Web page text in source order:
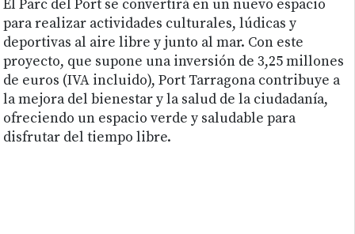
El Parc del Port se convertirá en un nuevo espacio
para realizar actividades culturales, lúdicas y
deportivas al aire libre y junto al mar. Con este
proyecto, que supone una inversión de 3,25 millones
de euros (IVA incluido), Port Tarragona contribuye a
la mejora del bienestar y la salud de la ciudadanía,
ofreciendo un espacio verde y saludable para
disfrutar del tiempo libre.